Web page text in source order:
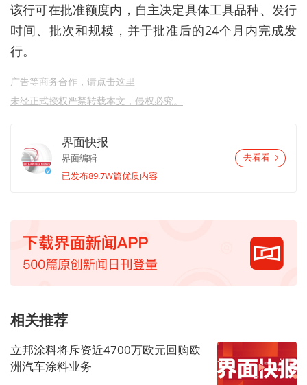
该行可在批准额度内，自主决定具体工具品种、发行
时间、批次和规模，并于批准后的24个月内完成发
行。
广告等商务合作， 请点击这里
未经正式授权严禁转载本文，侵权必究。
界面快报
界面编辑
已发布89.7W篇优质内容
去看看
相关推荐
立邦涂料将斥资近4700万欧元回购欧
洲汽车涂料业务